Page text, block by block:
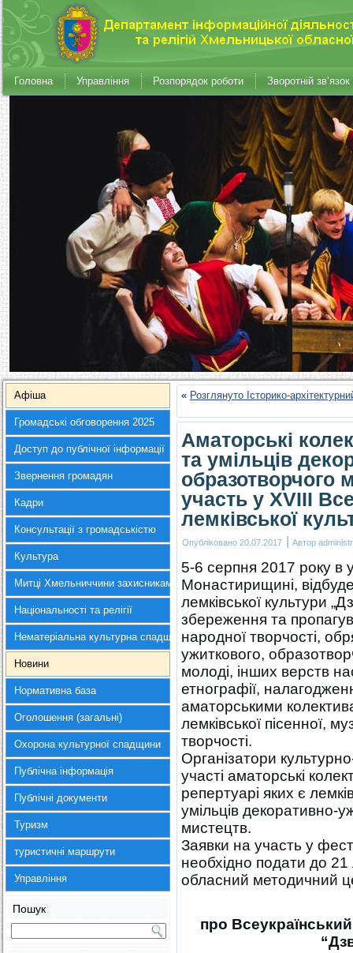
Головна Управління Розпорядок роботи Зворотній зв’язок
Афіша
Громадські обговорення 2025
Доступ до публічної інформації
Звернення громадян
Кадри
Консультації з громадськістю
Культура
Митці Хмельниччини захисникам України
Національності та релігії
Нематеріальна культурна спадщина
Новини
Нормативна база
Оголошення (загальні)
Охорона культурної спадщини
Публічна інформація
Публічні документи
Туризм
туристичні маршрути
Управління
Пошук
« Розглянуто Історико-
Аматорські
та умільців
образотворчого
участь у XVIII
лемківської
Опубліковано 20.07.2017 | Автор
5-6 серпня 2017 року в
Монастирищині,
лемківської культури
збереження та
народної творчості,
ужиткового,
молоді, інших верств
етнографії,
аматорськими
лемківської пісенної,
творчості.
Організатори
участі аматорські
репертуарі яких є
умільців декоративно-
мистецтв.
Заявки на участь у
необхідно подати до
обласний методичний
про